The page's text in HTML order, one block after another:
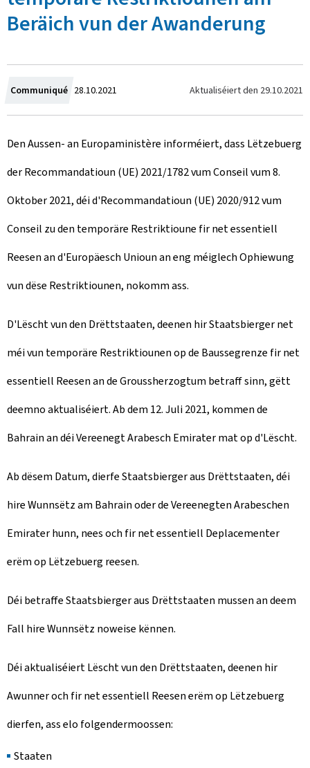
Beräich vun der Awanderung
Communiqué C
r
e
a
t
e
d
o
28.10.2021 Aktualiséiert den 29.10.2021
Den Aussen- an Europaministère informéiert, dass Lëtzebuerg
der Recommandatioun (UE) 2021/1782 vum Conseil vum 8.
Oktober 2021, déi d'Recommandatioun (UE) 2020/912 vum
Conseil zu den temporäre Restriktioune fir net essentiell
Reesen an d'Europäesch Unioun an eng méiglech Ophiewung
vun dëse Restriktiounen, nokomm ass.
D'Lëscht vun den Drëttstaaten, deenen hir Staatsbierger net
méi vun temporäre Restriktiounen op de Baussegrenze fir net
essentiell Reesen an de Groussherzogtum betraff sinn, gëtt
deemno aktualiséiert. Ab dem 12. Juli 2021, kommen de
Bahrain an déi Vereenegt Arabesch Emirater mat op d'Lëscht.
Ab dësem Datum, dierfe Staatsbierger aus Drëttstaaten, déi
hire Wunnsëtz am Bahrain oder de Vereenegten Arabeschen
Emirater hunn, nees och fir net essentiell Deplacementer
erëm op Lëtzebuerg reesen.
Déi betraffe Staatsbierger aus Drëttstaaten mussen an deem
Fall hire Wunnsëtz noweise kënnen.
Déi aktualiséiert Lëscht vun den Drëttstaaten, deenen hir
Awunner och fir net essentiell Reesen erëm op Lëtzebuerg
dierfen, ass elo folgendermoossen:
Staaten